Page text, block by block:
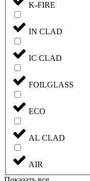
K-FIRE
IN CLAD
IC CLAD
FOILGLASS
ECO
AL CLAD
AIR